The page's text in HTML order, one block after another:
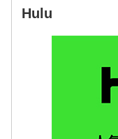
Hulu